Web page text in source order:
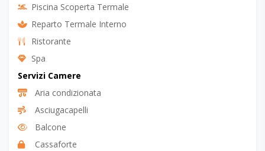
Piscina Scoperta Termale
Reparto Termale Interno
Ristorante
Spa
Servizi Camere
Aria condizionata
Asciugacapelli
Balcone
Cassaforte